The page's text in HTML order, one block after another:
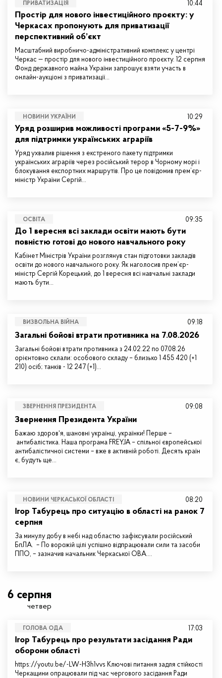
ПРИВАТИЗАЦІЯ
Простір для нового інвестиційного проєкту: у
Черкасах пропонують для приватизації
перспективний об’єкт
Масштабний виробничо-адміністративний комплекс у центрі
Черкас — простір для нового інвестиційного проєкту. 12 серпня
Фонд державного майна України запрошує взяти участь в
онлайн-аукціоні з приватизації…
10:44
НОВИНИ УКРАЇНИ
Уряд розширив можливості програми «5-7-9%»
для підтримки українських аграріїв
Уряд ухвалив рішення з екстреного пакету підтримки
українських аграріїв через російський терор в Чорному морі і
блокування експортних маршрутів. Про це повідомив прем’єр-
міністр України Сергій…
10:29
ОСВІТА
До 1 вересня всі заклади освіти мають бути
повністю готові до нового навчального року
Кабінет Міністрів України розглянув стан підготовки закладів
освіти до нового навчального року. Як наголосив прем’єр-
міністр Сергій Корецький, до 1 вересня всі навчальні заклади
мають бути…
09:35
ВИЗВОЛЬНА ВІЙНА
Загальні бойові втрати противника на 7.08.2026
Загальні бойові втрати противника з 24.02.22 по 07.08.26
орієнтовно склали: особового складу – близько 1 455 420 (+1
210) осіб; танків - 12 247 (+1)…
09:18
ЗВЕРНЕННЯ ПРЕЗИДЕНТА
Звернення Президента України
Бажаю здоровʼя, шановні українці, українки! Перше –
антибалістика. Наша програма FREYJA – спільної європейської
антибалістичної системи – вже в активній роботі. Десять країн
є, будуть ще…
09:08
НОВИНИ ЧЕРКАСЬКОЇ ОБЛАСТІ
Ігор Табурець про ситуацію в області на ранок 7
серпня
За минулу добу в небі над областю зафіксували російський
БпЛА. – По ворожій цілі успішно відпрацювали сили та засоби
ППО, – зазначив начальник Черкаської ОВА.…
08:20
6 серпня
четвер
ГОЛОВА ОДА
Ігор Табурець про результати засідання Ради
оборони області
https://youtu.be/-LW-H3h1vvs Ключові питання задля стійкості
Черкащини опрацювали під час чергового засідання Ради
17:03